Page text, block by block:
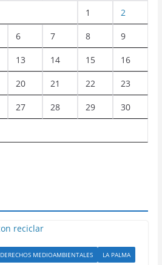
1 2
6 7 8 9
13 14 15 16
20 21 22 23
27 28 29 30
DERECHOS MEDIOAMBIENTALES
LA PALMA